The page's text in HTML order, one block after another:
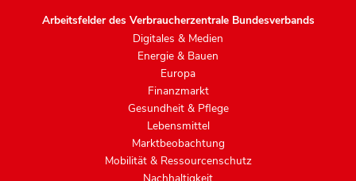
Arbeitsfelder des Verbraucherzentrale Bundesverbands
Digitales & Medien
Energie & Bauen
Europa
Finanzmarkt
Gesundheit & Pflege
Lebensmittel
Marktbeobachtung
Mobilität & Ressourcenschutz
Nachhaltigkeit